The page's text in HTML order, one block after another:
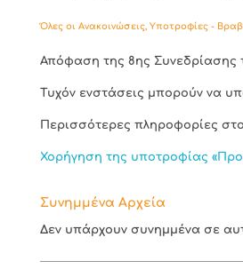
Όλες οι Ανακοινώσεις, Υποτροφίες -
Απόφαση της 8ης Συνεδρίασης
Τυχόν ενστάσεις μπορούν να
Περισσότερες πληροφορίες
Χορήγηση της υποτροφίας
Συνημμένα Αρχεία
Δεν υπάρχουν συνημμένα σε